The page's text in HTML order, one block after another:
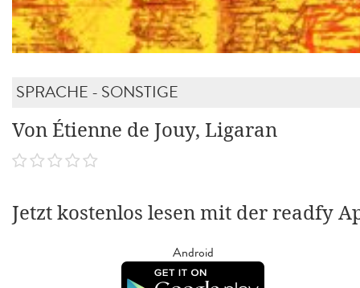
SPRACHE - SONSTIGE
Von Étienne de Jouy, Ligaran
Jetzt kostenlos lesen mit der readfy
Android